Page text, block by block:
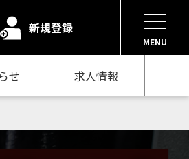
新規登録
MENU
せ 求人情報